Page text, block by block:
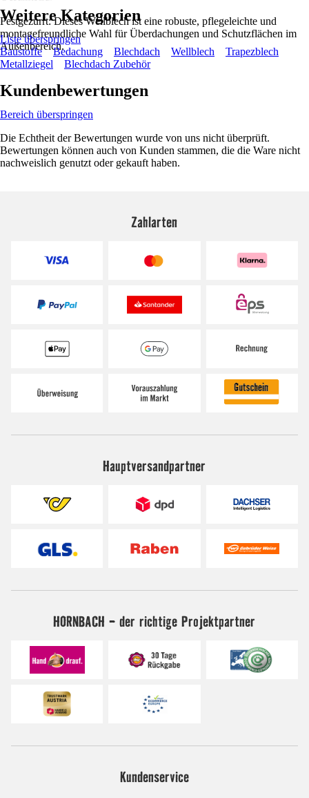
Festgezurrt: Dieses Wellblech ist eine robuste, pflegeleichte und
montagefreundliche Wahl für Überdachungen und Schutzflächen im
Außenbereich.
Weitere Kategorien
Liste überspringen
Baustoffe
Bedachung Blechdach Wellblech
Trapezblech
Metallziegel
Blechdach Zubehör
Kundenbewertungen
Bereich überspringen
Die Echtheit der Bewertungen wurde von uns nicht überprüft.
Bewertungen können auch von Kunden stammen, die die Ware nicht
nachweislich genutzt oder gekauft haben.
Zahlarten
Hauptversandpartner
HORNBACH - der richtige Projektpartner
Kundenservice